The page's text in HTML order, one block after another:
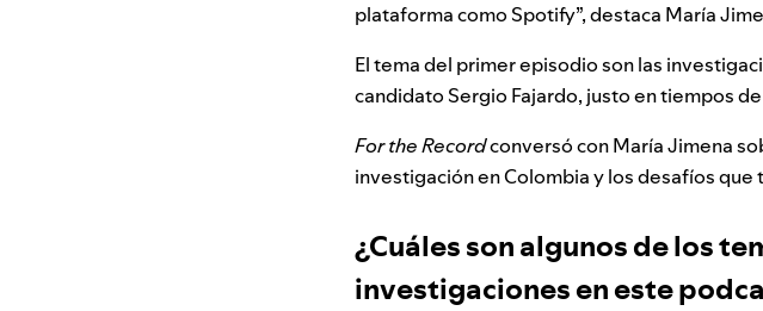
plataforma como Spotify”, destaca María
El tema del primer episodio son las
candidato Sergio Fajardo, justo en tiempos
For the Recordconversó con María Jimena
investigación en Colombia y los desafíos
¿Cuáles son algunos de los
investigaciones en este